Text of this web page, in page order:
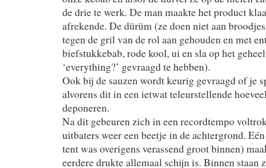
de drie te werk. De man maakte het product
afrekende. De dürüm (ze doen niet aan
tegen de gril van de rol aan gehouden en met
biefstukkebab, rode kool, ui en sla op het
‘everything?’ gevraagd te hebben).
Ook bij de sauzen wordt keurig gevraagd of je
alvorens dit in een ietwat teleurstellende
deponeren.
Na dit gebeuren zich in een recordtempo
uitbaters weer een beetje in de achtergrond.
tent was overigens verassend groot binnen)
eerdere drukte allemaal schijn is. Binnen staan